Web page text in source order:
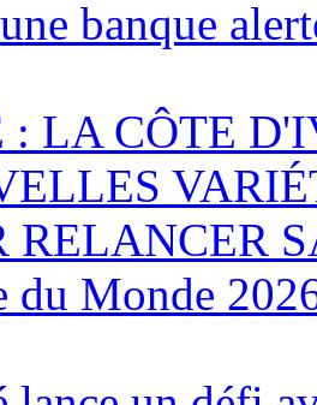
banque
: LA CÔTE
RELANCER
du Monde